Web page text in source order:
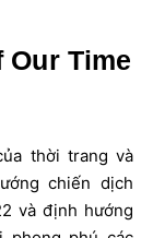
Our Time
thời trang và
chiến dịch
và định hướng